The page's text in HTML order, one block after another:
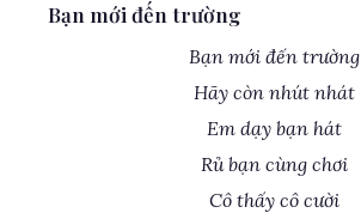
Bạn mới đến trường
Bạn mới đến trường
Hãy còn nhút nhát
Em dạy bạn hát
Rủ bạn cùng chơi
Cô thấy cô cười